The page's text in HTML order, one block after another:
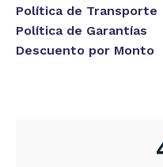
Política de Transporte
Política de Garantías
Descuento por Monto